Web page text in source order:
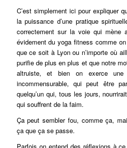
C’est simplement ici pour expliquer
la puissance d’une pratique
correctement sur la voie qui
évidement du yoga fitness comme
que ce soit à Lyon ou n’importe où
purifie de plus en plus et que notre
altruiste, et bien on exerce
incommensurable, qui peut être
quelqu’un qui, tous les jours,
qui souffrent de la faim.
Ça peut sembler fou, comme ça,
ça que ça se passe.